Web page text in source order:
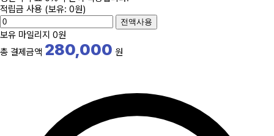
적립금 사용 (보유: 0원)
전액사용
보유 마일리지 0원
총 결제금액 280,000 원